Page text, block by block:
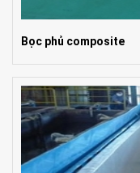
Bọc phủ composite